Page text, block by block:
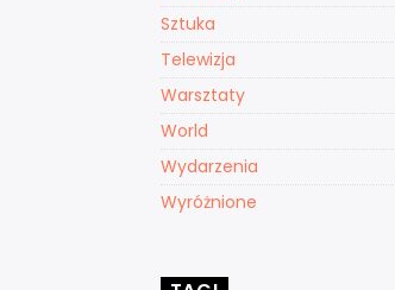
Sztuka
Telewizja
Warsztaty
World
Wydarzenia
Wyróżnione